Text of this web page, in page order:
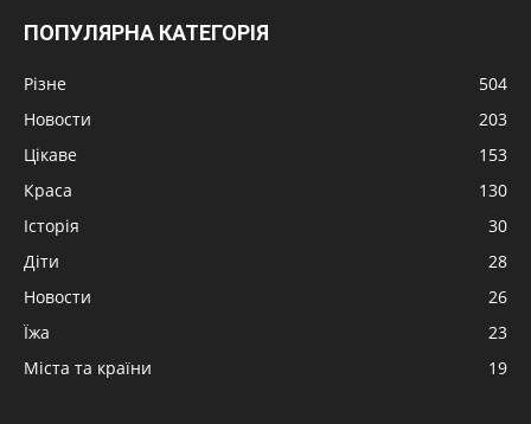
ПОПУЛЯРНА КАТЕГОРІЯ
Різне
504
Новости
203
Цікаве
153
Краса
130
Історія
30
Діти
28
Новости
26
Їжа
23
Міста та країни
19